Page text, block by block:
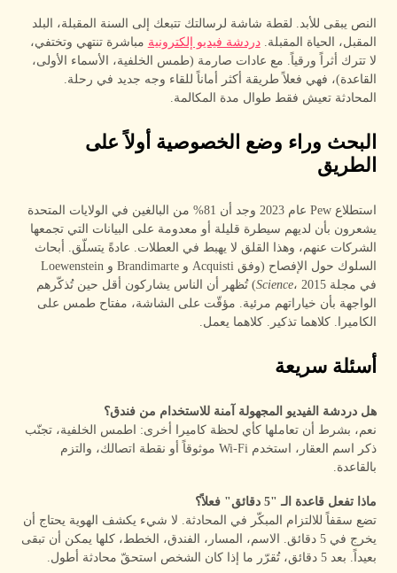
النص يبقى للأبد. لقطة شاشة لرسالتك تتبعك إلى السنة المقبلة، البلد
المقبل، الحياة المقبلة.دردشة فيديو إلكترونية مباشرة تنتهي وتختفي،
لا تترك أثراً ورقياً. مع عادات صارمة (طمس الخلفية، الأسماء الأولى،
القاعدة)، فهي فعلاً طريقة أكثر أماناً للقاء وجه جديد في رحلة.
المحادثة تعيش فقط طوال مدة المكالمة.
البحث وراء وضع الخصوصية أولاً على
الطريق
استطلاع Pew عام 2023 وجد أن 81% من البالغين في الولايات المتحدة
يشعرون بأن لديهم سيطرة قليلة أو معدومة على البيانات التي تجمعها
الشركات عنهم، وهذا القلق لا يهبط في العطلات. عادةً يتسلّق. أبحاث
السلوك حول الإفصاح (وفق Acquisti و Brandimarte و Loewenstein
في مجلة
Science، 2015) تُظهر أن الناس يشاركون أقل حين تُذكّرهم
الواجهة بأن خياراتهم مرئية. مؤقّت على الشاشة، مفتاح طمس على
الكاميرا. كلاهما تذكير. كلاهما يعمل.
أسئلة سريعة
هل دردشة الفيديو المجهولة آمنة للاستخدام من فندق؟
نعم، بشرط أن تعاملها كأي لحظة كاميرا أخرى: اطمس الخلفية، تجنّب
ذكر اسم العقار، استخدم Wi-Fi موثوقاً أو نقطة اتصالك، والتزم
بالقاعدة.
ماذا تفعل قاعدة الـ "5 دقائق" فعلاً؟
تضع سقفاً للالتزام المبكّر في المحادثة. لا شيء يكشف الهوية يحتاج أن
يخرج في 5 دقائق. الاسم، المسار، الفندق، الخطط، كلها يمكن أن تبقى
بعيداً. بعد 5 دقائق، تُقرّر ما إذا كان الشخص استحقّ محادثة أطول.